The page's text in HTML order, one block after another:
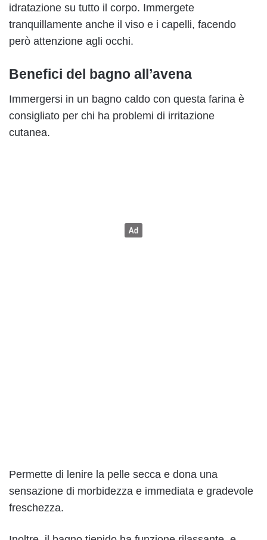
idratazione su tutto il corpo. Immergete
tranquillamente anche il viso e i capelli, facendo
però attenzione agli occhi.
Benefici del bagno all’avena
Immergersi in un bagno caldo con questa farina è
consigliato per chi ha problemi di irritazione
cutanea.
Permette di lenire la pelle secca e dona una
sensazione di morbidezza e immediata e gradevole
freschezza.